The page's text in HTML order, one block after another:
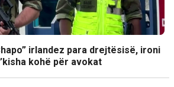
irlandez para drejtësisë, ironi
kohë për avokat